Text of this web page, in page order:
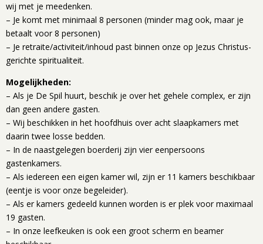
wij met je meedenken.
– Je komt met minimaal 8 personen (minder mag ook, maar je
betaalt voor 8 personen)
– Je retraite/activiteit/inhoud past binnen onze op Jezus Christus-
gerichte spiritualiteit.
Mogelijkheden:
– Als je De Spil huurt, beschik je over het gehele complex, er zijn
dan geen andere gasten.
– Wij beschikken in het hoofdhuis over acht slaapkamers met
daarin twee losse bedden.
– In de naastgelegen boerderij zijn vier eenpersoons
gastenkamers.
– Als iedereen een eigen kamer wil, zijn er 11 kamers beschikbaar
(eentje is voor onze begeleider).
– Als er kamers gedeeld kunnen worden is er plek voor maximaal
19 gasten.
– In onze leefkeuken is ook een groot scherm en beamer